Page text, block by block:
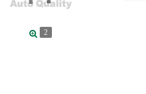
2